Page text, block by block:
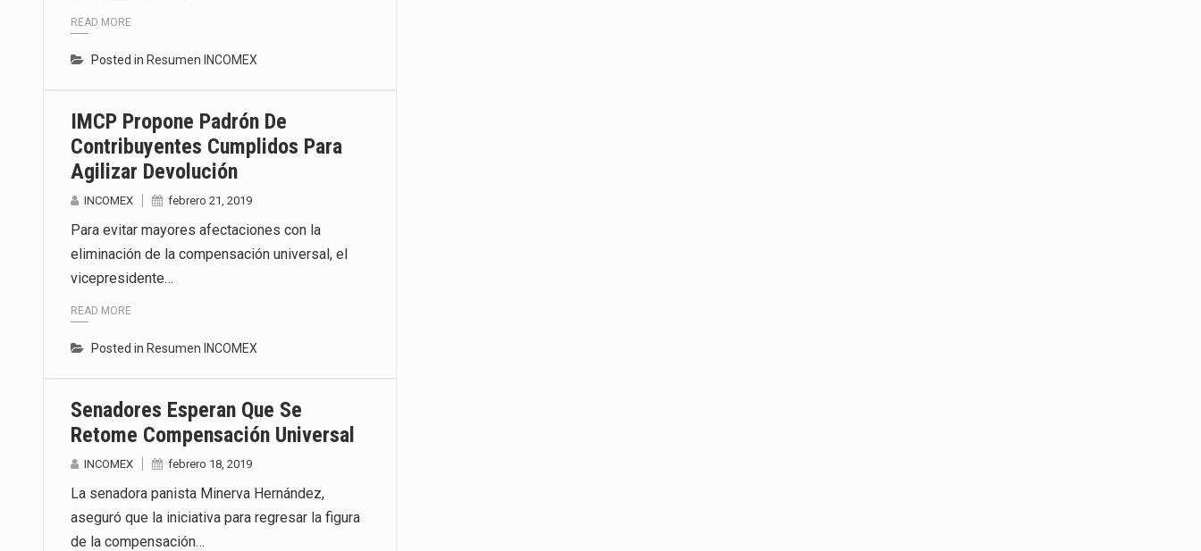
READ MORE
Posted in Resumen INCOMEX
IMCP Propone Padrón De
Contribuyentes Cumplidos Para
Agilizar Devolución
INCOMEX febrero 21, 2019
Para evitar mayores afectaciones con la
eliminación de la compensación universal, el
vicepresidente…
READ MORE
Posted in Resumen INCOMEX
Senadores Esperan Que Se
Retome Compensación Universal
INCOMEX febrero 18, 2019
La senadora panista Minerva Hernández,
aseguró que la iniciativa para regresar la figura
de la compensación…